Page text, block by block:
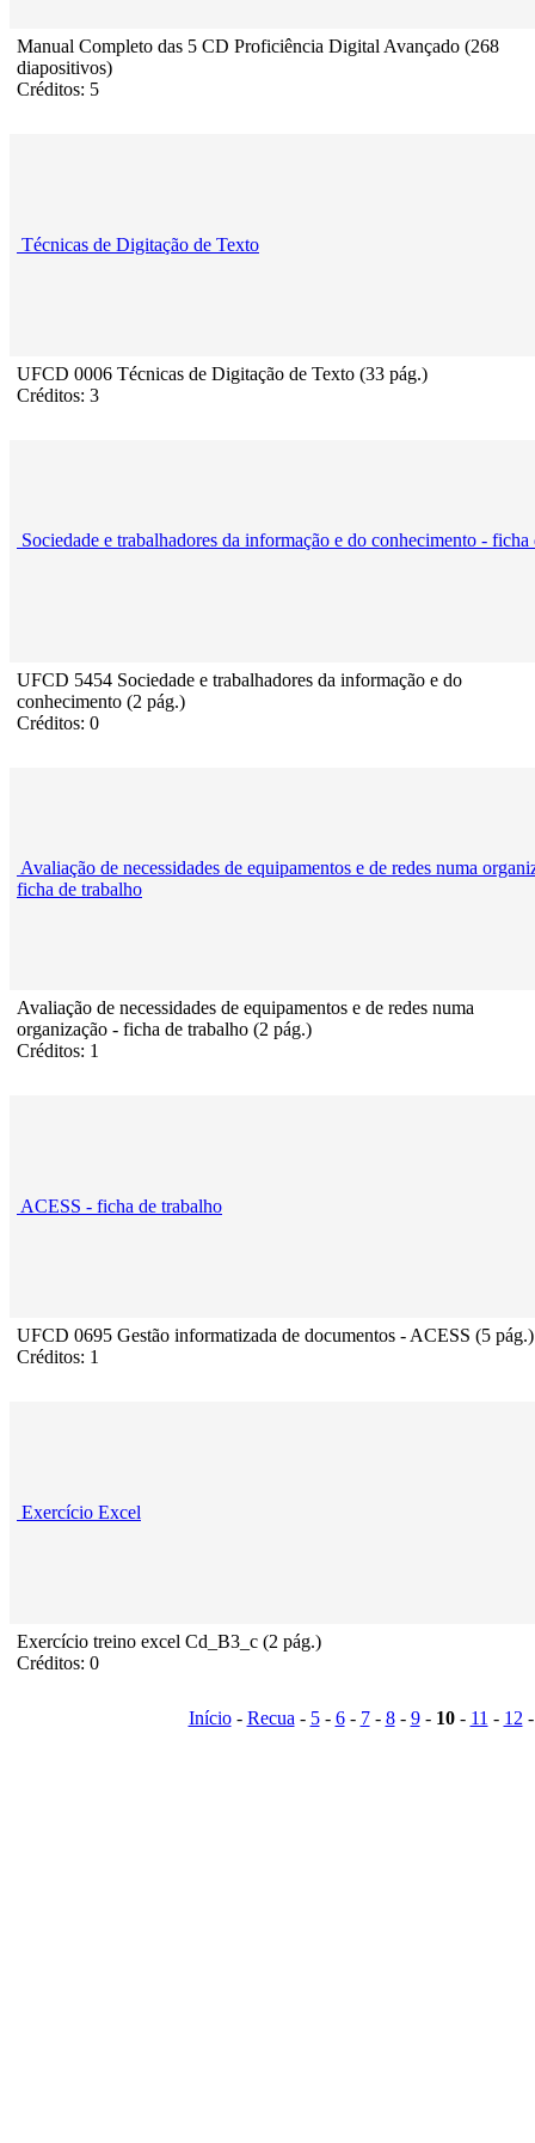
Manual Completo das 5 CD Proficiência Digital Avançado (268
diapositivos)
Créditos: 5
Técnicas de Digitação de Texto
UFCD 0006 Técnicas de Digitação de Texto (33 pág.)
Créditos: 3
Sociedade e trabalhadores da informação e do conhecimento - ficha
UFCD 5454 Sociedade e trabalhadores da informação e do
conhecimento (2 pág.)
Créditos: 0
Avaliação de necessidades de equipamentos e de redes numa
ficha de trabalho
Avaliação de necessidades de equipamentos e de redes numa
organização - ficha de trabalho (2 pág.)
Créditos: 1
ACESS - ficha de trabalho
UFCD 0695 Gestão informatizada de documentos - ACESS (5 pág.)
Créditos: 1
Exercício Excel
Exercício treino excel Cd_B3_c (2 pág.)
Créditos: 0
Início- Recua- 5- 6- 7- 8- 9- 10- 11 - 12